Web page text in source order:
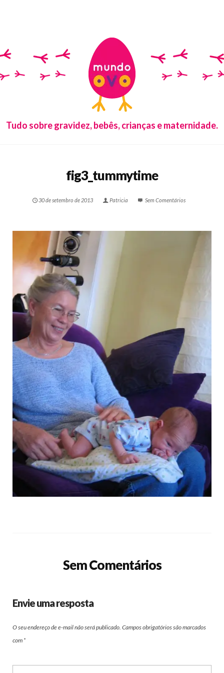
Tudo sobre gravidez, bebês, crianças e maternidade.
fig3_tummytime
30 de setembro de 2013 Patricia Sem Comentários
Sem Comentários
Envie uma resposta
O seu endereço de e-mail não será publicado. Campos obrigatórios são marcados
com *